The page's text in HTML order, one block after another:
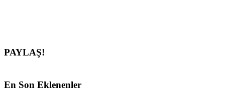
PAYLAŞ!
En Son Eklenenler